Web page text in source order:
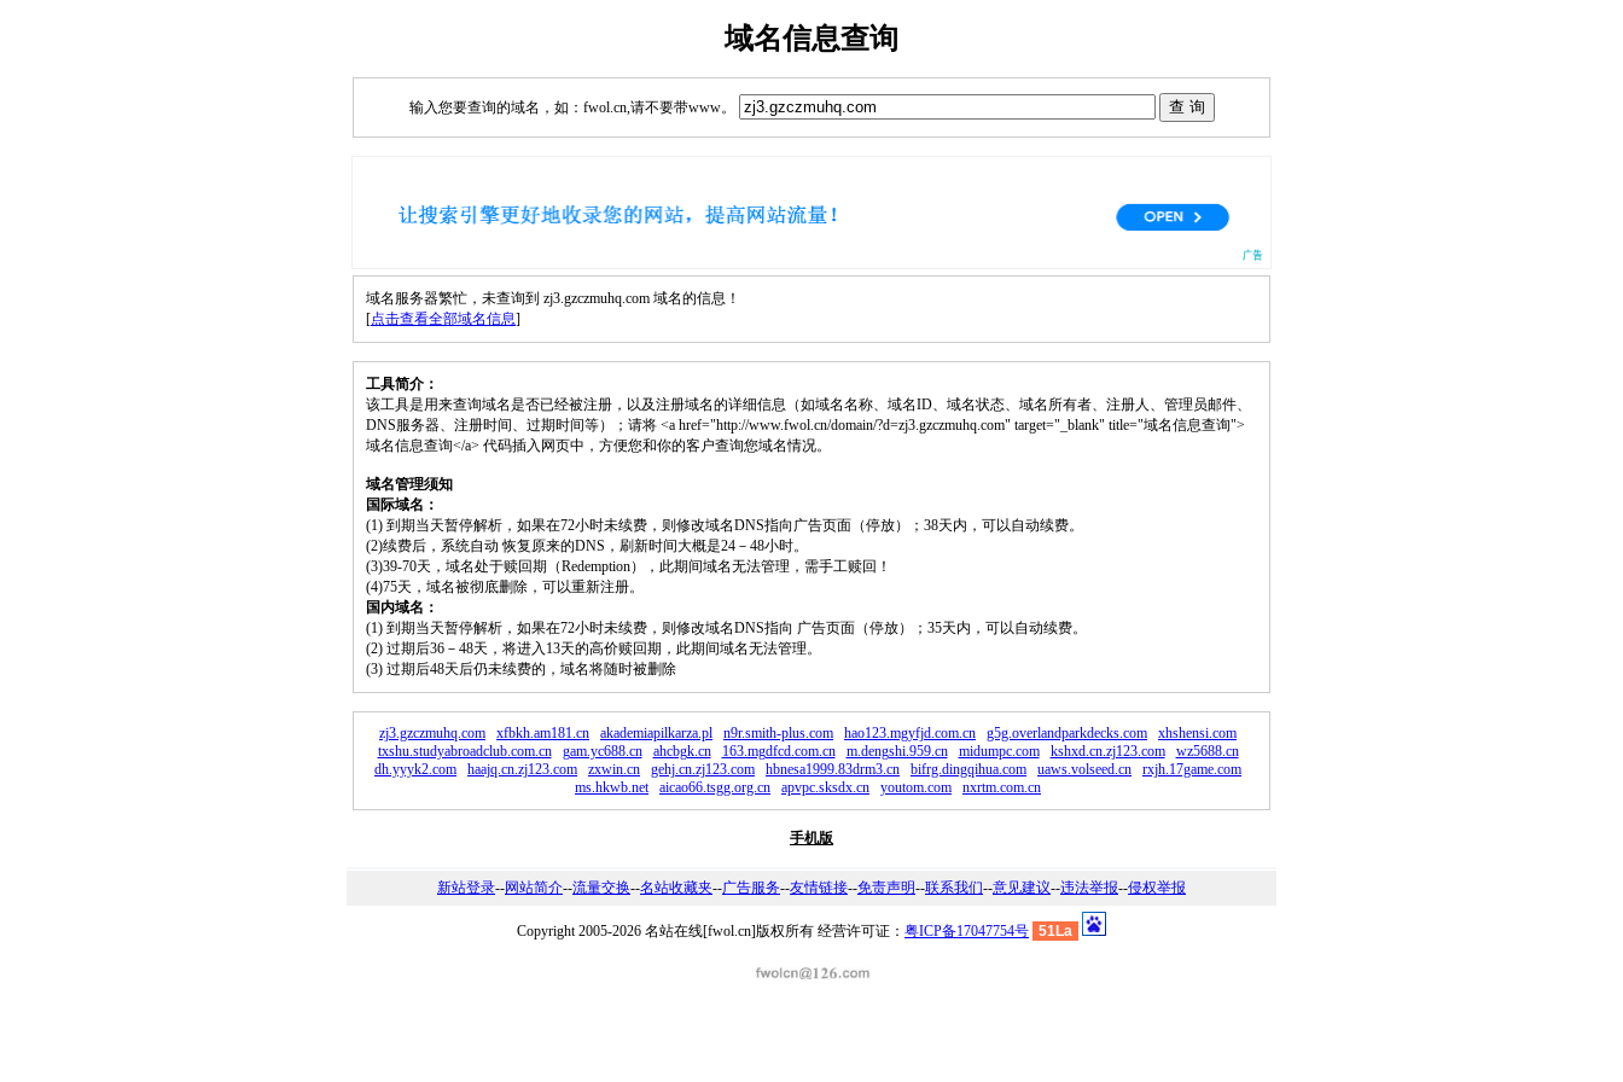
域名信息查询
输入您要查询的域名，如：fwol.cn,请不要带www。
域名服务器繁忙，未查询到 zj3.gzczmuhq.com 域名的信息！
[点击查看全部域名信息]
工具简介：
该工具是用来查询域名是否已经被注册，以及注册域名的详细信息（如域名名称、域名ID、域名状态、域名所有者、注册人、管理员邮件、
DNS服务器、注册时间、过期时间等）；请将 <a href="http://www.fwol.cn/domain/?d=zj3.gzczmuhq.com" target="_blank" title="域名信息查询">
域名信息查询</a> 代码插入网页中，方便您和你的客户查询您域名情况。
域名管理须知
国际域名：
(1) 到期当天暂停解析，如果在72小时未续费，则修改域名DNS指向广告页面（停放）；38天内，可以自动续费。
(2)续费后，系统自动 恢复原来的DNS，刷新时间大概是24－48小时。
(3)39-70天，域名处于赎回期（Redemption），此期间域名无法管理，需手工赎回！
(4)75天，域名被彻底删除，可以重新注册。
国内域名：
(1) 到期当天暂停解析，如果在72小时未续费，则修改域名DNS指向 广告页面（停放）；35天内，可以自动续费。
(2) 过期后36－48天，将进入13天的高价赎回期，此期间域名无法管理。
(3) 过期后48天后仍未续费的，域名将随时被删除
zj3.gzczmuhq.com xfbkh.am181.cn akademiapilkarza.pl n9r.smith-plus.com hao123.mgyfjd.com.cn g5g.overlandparkdecks.com
xhshensi.com
txshu.studyabroadclub.com.cn
gam.yc688.cn ahcbgk.cn 163.mgdfcd.com.cn m.dengshi.959.cn midumpc.com kshxd.cn.zj123.com
wz5688.cn
dh.yyyk2.com
haajq.cn.zj123.com zxwin.cn gehj.cn.zj123.com hbnesa1999.83drm3.cn bifrg.dingqihua.com uaws.volseed.cn
rxjh.17game.com
ms.hkwb.net
aicao66.tsgg.org.cn apvpc.sksdx.cn youtom.com nxrtm.com.cn
手机版
新站登录--网站简介--流量交换--名站收藏夹--广告服务--友情链接--免责声明--联系我们--意见建议--违法举报--侵权举报
Copyright 2005-2026 名站在线[fwol.cn]版权所有 经营许可证： 粤ICP备17047754号 51La